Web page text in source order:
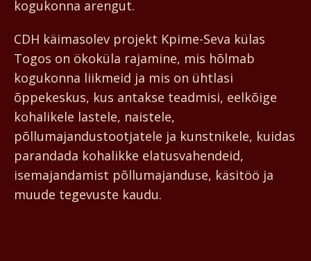
kogukonna arengut.
CDH käimasolev projekt Kpime-Seva külas
Togos on ökoküla rajamine, mis hõlmab
kogukonna liikmeid ja mis on ühtlasi
õppekeskus, kus antakse teadmisi, eelkõige
kohalikele lastele, naistele,
põllumajandustootjatele ja kunstnikele, kuidas
parandada kohalikke elatusvahendeid,
isemajandamist põllumajanduse, käsitöö ja
muude tegevuste kaudu.